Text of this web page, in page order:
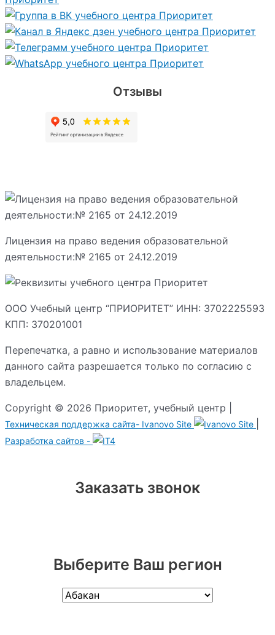
Отзывы
Лицензия на право ведения образовательной
деятельности:№ 2165 от 24.12.2019
ООО Учебный центр “ПРИОРИТЕТ” ИНН: 3702225593
КПП: 370201001
Перепечатка, а равно и использование материалов
данного сайта разрешается только по согласию с
владельцем.
Copyright © 2026 Приоритет, учебный центр |
Техническая поддержка сайта- Ivanovo Site
Разработка сайтов -
Заказать звонок
Выберите Ваш регион